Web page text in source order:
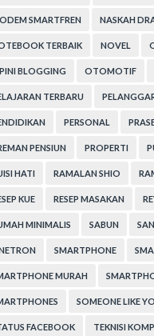
SMARTFREN NASKAH
TERBAIK NOVEL
BLOGGING OTOMOTIF
TERBARU
PERSONAL
PENSIUN PROPERTI
HATI RAMALAN SHIO
KUE RESEP MASAKAN
MINIMALIS SABUN
SMARTPHONE
MURAH
SOMEONE LIKE
FACEBOOK TEKNISI